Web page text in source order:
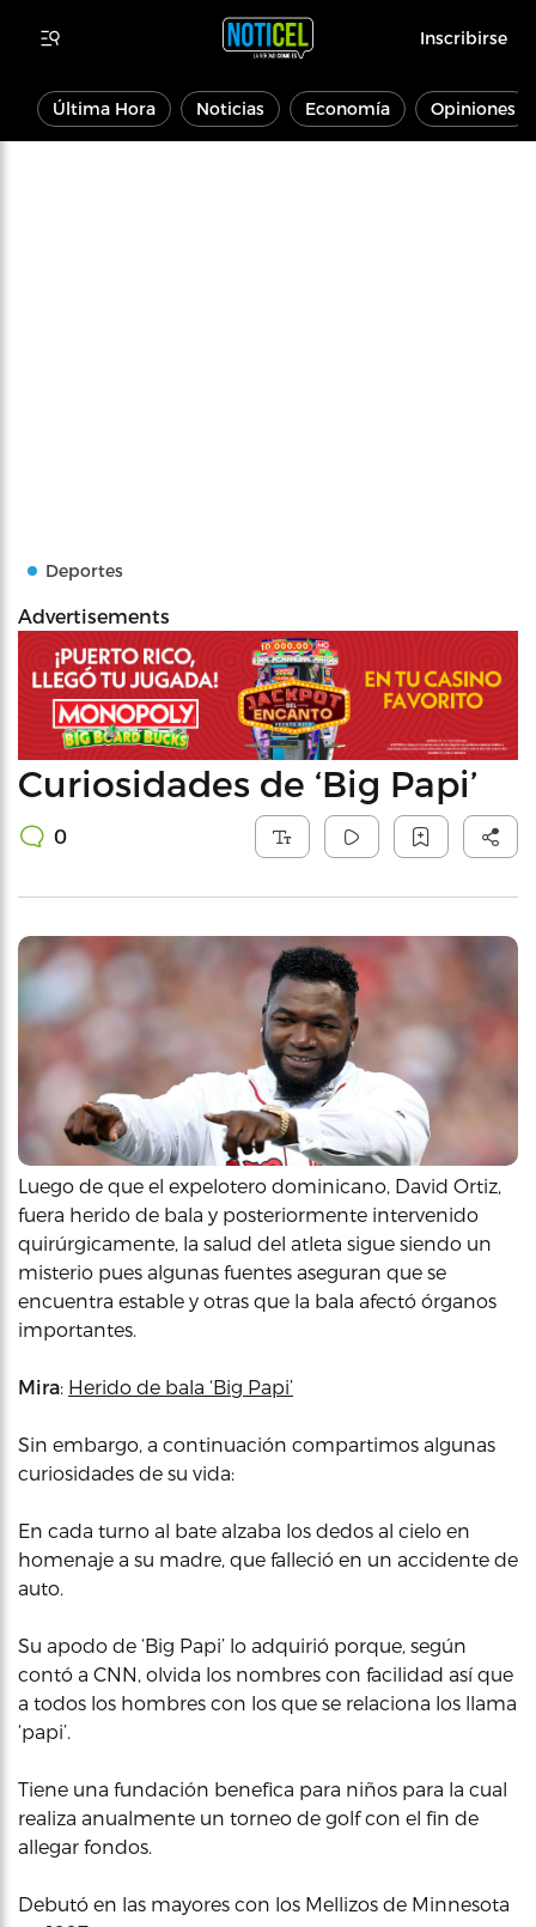
Inscribirse
Última Hora Noticias Economía Opiniones
Deportes
Advertisements
Curiosidades de ‘Big Papi’
0
Luego de que el expelotero dominicano, David Ortiz,
fuera herido de bala y posteriormente intervenido
quirúrgicamente, la salud del atleta sigue siendo un
misterio pues algunas fuentes aseguran que se
encuentra estable y otras que la bala afectó órganos
importantes.
Mira: Herido de bala ‘Big Papi’
Sin embargo, a continuación compartimos algunas
curiosidades de su vida:
En cada turno al bate alzaba los dedos al cielo en
homenaje a su madre, que falleció en un accidente de
auto.
Su apodo de ‘Big Papi’ lo adquirió porque, según
contó a CNN, olvida los nombres con facilidad así que
a todos los hombres con los que se relaciona los llama
‘papi’.
Tiene una fundación benefica para niños para la cual
realiza anualmente un torneo de golf con el fin de
allegar fondos.
Debutó en las mayores con los Mellizos de Minnesota